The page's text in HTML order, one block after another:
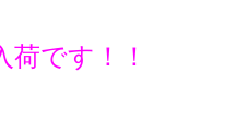
です！！